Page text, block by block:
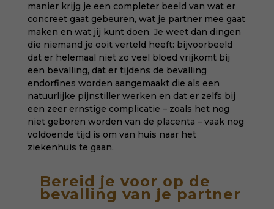
manier krijg je een completer beeld van wat er
concreet gaat gebeuren, wat je partner mee gaat
maken en wat jij kunt doen. Je weet dan dingen
die niemand je ooit verteld heeft: bijvoorbeeld
dat er helemaal niet zo veel bloed vrijkomt bij
een bevalling, dat er tijdens de bevalling
endorfines worden aangemaakt die als een
natuurlijke pijnstiller werken en dat er zelfs bij
een zeer ernstige complicatie – zoals het nog
niet geboren worden van de placenta – vaak nog
voldoende tijd is om van huis naar het
ziekenhuis te gaan.
Bereid je voor op de
bevalling van je partner